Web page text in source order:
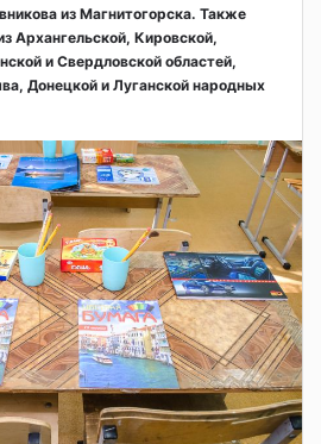
из Магнитогорска. Также
Архангельской, Кировской,
и Свердловской областей,
Донецкой и Луганской народных